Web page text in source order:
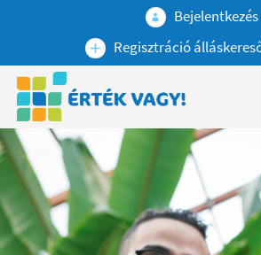
Bejelentkezés
Regisztráció